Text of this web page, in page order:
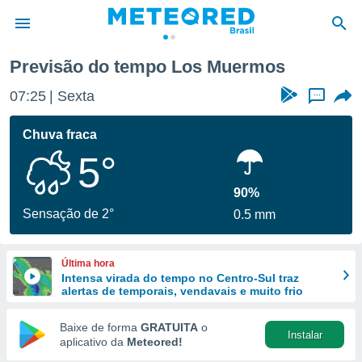
da
fornecidas
a este
das
e
forma
digital
Previsão do tempo Los Muermos
07:25 Sexta ...
Chuva fraca
5°
Sensação de 2°
90%
0.5 mm
Última hora
Intensa virada do tempo no Centro-Sul traz
alertas de temporais, vendavais e muito frio
Baixe de forma GRATUITA o
aplicativo da Meteored!
Instalar